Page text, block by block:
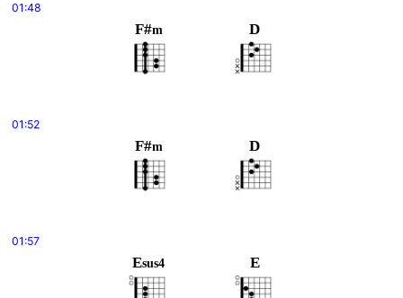
01:48
F#m D
01:52
F#m D
01:57
Esus4 E